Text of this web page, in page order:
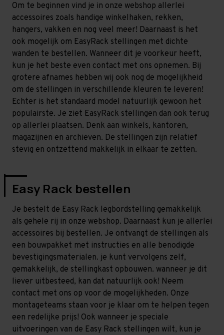
Om te beginnen vind je in onze webshop allerlei
accessoires zoals handige winkelhaken, rekken,
hangers, vakken en nog veel meer! Daarnaast is het
ook mogelijk om EasyRack stellingen met dichte
wanden te bestellen. Wanneer dit je voorkeur heeft,
kun je het beste even contact met ons opnemen. Bij
grotere afnames hebben wij ook nog de mogelijkheid
om de stellingen in verschillende kleuren te leveren!
Echter is het standaard model natuurlijk gewoon het
populairste. Je ziet EasyRack stellingen dan ook terug
op allerlei plaatsen. Denk aan winkels, kantoren,
magazijnen en archieven. De stellingen zijn relatief
stevig en ontzettend makkelijk in elkaar te zetten.
Easy Rack bestellen
Je bestelt de Easy Rack legbordstelling gemakkelijk
als gehele rij in onze webshop. Daarnaast kun je allerlei
accessoires bij bestellen. Je ontvangt de stellingen als
een bouwpakket met instructies en alle benodigde
bevestigingsmaterialen. je kunt vervolgens zelf,
gemakkelijk, de stellingkast opbouwen. wanneer je dit
liever uitbesteed, kan dat natuurlijk ook! Neem
contact met ons op voor de mogelijkheden. Onze
montageteams staan voor je klaar om te helpen tegen
een redelijke prijs! Ook wanneer je speciale
uitvoeringen van de Easy Rack stellingen wilt, kun je